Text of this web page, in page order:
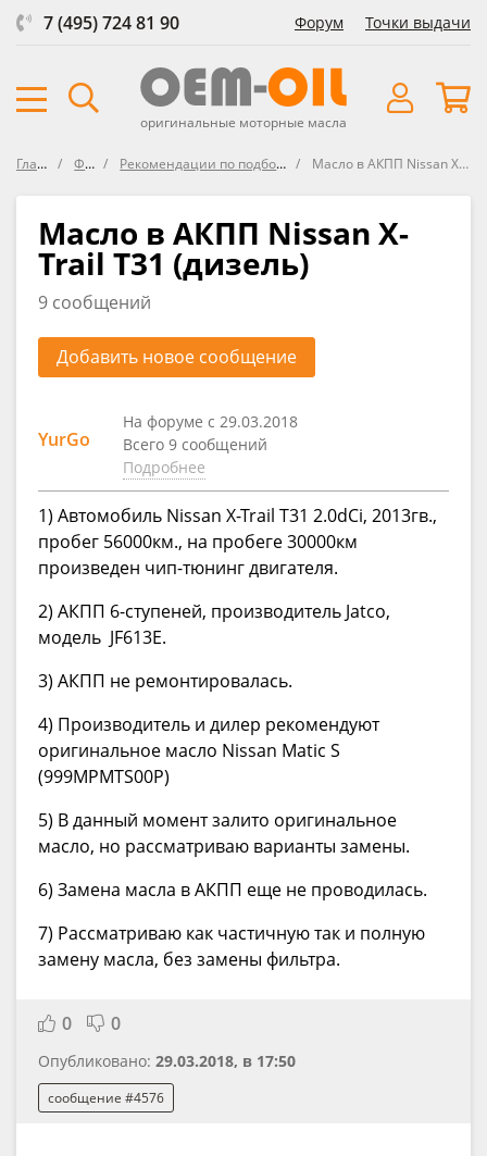
7 (495) 724 81 90 Форум Точки выдачи
оригинальные моторные масла
Главная Форум Рекомендации по подбору жидкости АКПП Масло в АКПП Nissan X-Trail T31 (дизель)
Масло в АКПП Nissan X-
Trail T31 (дизель)
9 сообщений
Добавить новое сообщение
YurGo
На форуме с 29.03.2018
Всего 9 сообщений
Подробнее
1) Автомобиль Nissan X-Trail T31 2.0dCi, 2013гв.,
пробег 56000км., на пробеге 30000км
произведен чип-тюнинг двигателя.
2) АКПП 6-ступеней, производитель Jatco,
модель JF613E.
3) АКПП не ремонтировалась.
4) Производитель и дилер рекомендуют
оригинальное масло Nissan Matic S
(999MPMTS00P)
5) В данный момент залито оригинальное
масло, но рассматриваю варианты замены.
6) Замена масла в АКПП еще не проводилась.
7) Рассматриваю как частичную так и полную
замену масла, без замены фильтра.
0 0
Опубликовано: 29.03.2018, в 17:50
сообщение #4576